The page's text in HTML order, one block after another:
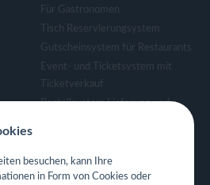
Für Gastronomen
Tisch Reservierungsystem
Gutscheinsystem für Restaurants
Event- und Ticketsystem mit
Ticketverkauf
Bestellsystem Lieferung und
Eigene App für Restaurant
besuchen, kann Ihre
in Form von Cookies oder